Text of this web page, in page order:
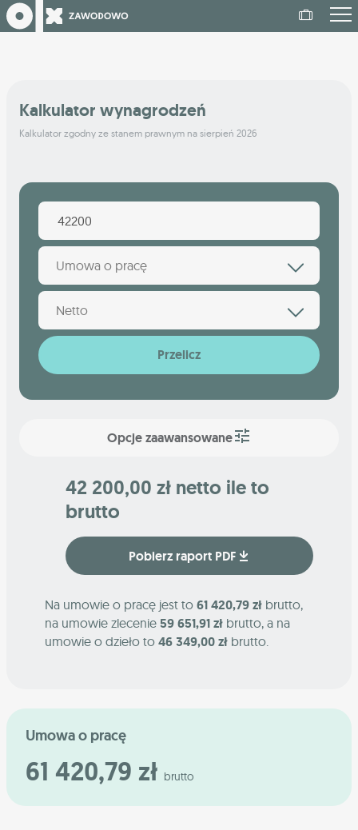
Kalkulator wynagrodzeń
Kalkulator zgodny ze stanem prawnym na sierpień 2026
Umowa o pracę
Netto
Przelicz
Opcje zaawansowane
42 200,00 zł netto ile to
brutto
Pobierz raport PDF
Na umowie o pracę jest to 61 420,79 zł brutto,
na umowie zlecenie 59 651,91 zł brutto, a na
umowie o dzieło to 46 349,00 zł brutto.
Umowa o pracę
61 420,79 zł brutto